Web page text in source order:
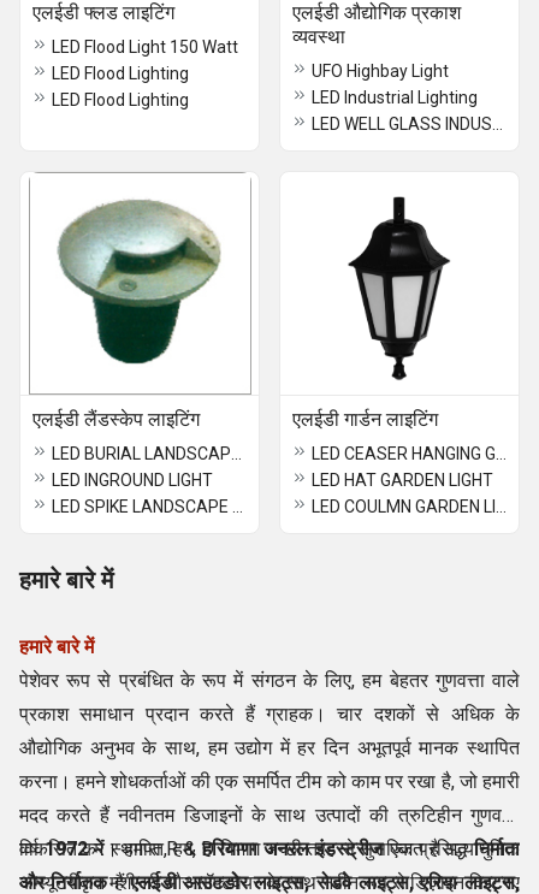
एलईडी फ्लड लाइटिंग
LED Flood Light 150 Watt
LED Flood Lighting
LED Flood Lighting
एलईडी औद्योगिक प्रकाश
व्यवस्था
UFO Highbay Light
LED Industrial Lighting
एलईडी लैंडस्केप लाइटिंग
LED INGROUND LIGHT
एलईडी गार्डन लाइटिंग
LED HAT GARDEN LIGHT
हमारे बारे में
हमारे बारे में
पेशेवर रूप से प्रबंधित के रूप में संगठन के लिए, हम बेहतर गुणवत्ता वाले
प्रकाश समाधान प्रदान करते हैं ग्राहक। चार दशकों से अधिक के
औद्योगिक अनुभव के साथ, हम उद्योग में हर दिन अभूतपूर्व मानक स्थापित
करना। हमने शोधकर्ताओं की एक समर्पित टीम को काम पर रखा है, जो हमारी
मदद करते हैं नवीनतम डिजाइनों के साथ उत्पादों की त्रुटिहीन गुणवत्ता
विकसित करें। हमारा R & D विभाग अच्छी तरह से सुसज्जित है अत्याधुनिक
कम्प्यूटरीकृत मशीनरी और सॉफ्टवेयर के साथ नवीन रूप से डिज़ाइन किए गए
वर्ष1972में स्थापित, हम,हरियाणा जनरल इंडस्ट्रीजएक प्रसिद्धनिर्माता
और निर्यातकहैंएलईडी आउटडोर लाइट्स, रोडवे लाइट्स, एरिया लाइट्स,